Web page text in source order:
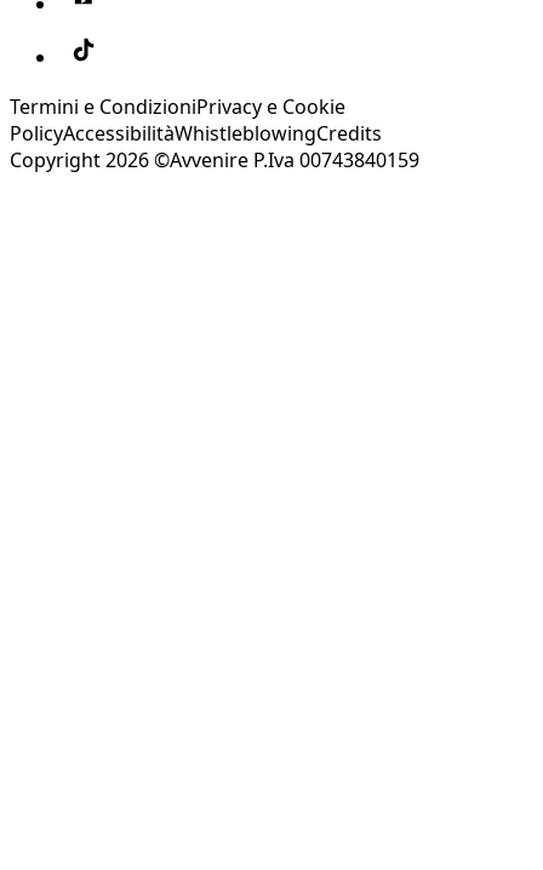
Termini e CondizioniPrivacy e Cookie
PolicyAccessibilitàWhistleblowingCredits
Copyright 2026 ©Avvenire P.Iva 00743840159